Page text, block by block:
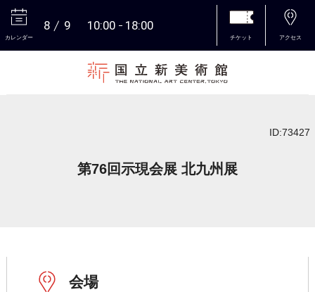
カレンダー
8 9 10:00 18:00
チケット アクセス
ID:73427
第76回示現会展 北九州展
会場